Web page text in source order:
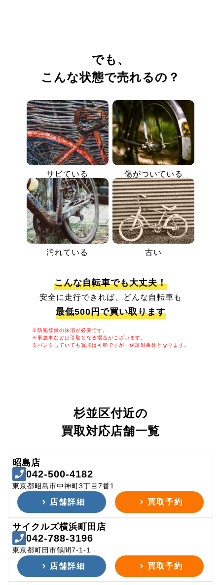
でも、
こんな状態で売れるの？
サビている 傷がついている
汚れている 古い
こんな自転車でも大丈夫！
安全に走行できれば、どんな自転車も
最低500円で買い取ります
※防犯登録の抹消が必要です。
※事故車などは引取となる場合がございます。
※パンクしていても買取は可能ですが、保証対象外となります。
杉並区付近の
買取対応店舗一覧
昭島店
042-500-4182
東京都昭島市中神町3丁目7番1
店舗詳細 買取予約
サイクルズ横浜町田店
042-788-3196
東京都町田市鶴間7-1-1
店舗詳細 買取予約